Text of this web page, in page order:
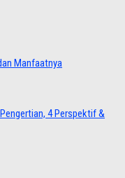
Manfaatnya
4 Perspektif &